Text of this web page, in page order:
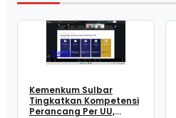
News
Kemenkum Sulbar
Tingkatkan Kompetensi
Perancang Per UU,